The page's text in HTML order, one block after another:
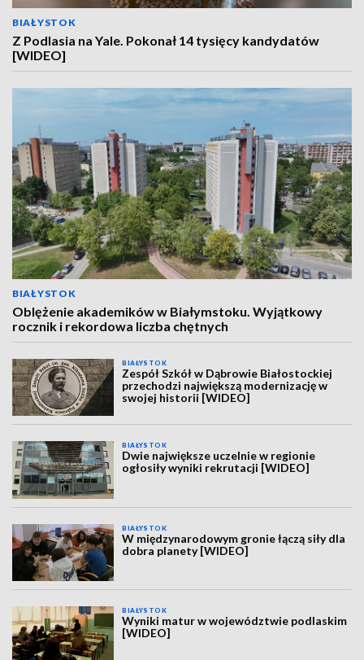
BIAŁYSTOK
Z Podlasia na Yale. Pokonał 14 tysięcy kandydatów
[WIDEO]
BIAŁYSTOK
Oblężenie akademików w Białymstoku. Wyjątkowy
rocznik i rekordowa liczba chętnych
BIAŁYSTOK
Zespół Szkół w Dąbrowie Białostockiej
przechodzi największą modernizację w
swojej historii [WIDEO]
BIAŁYSTOK
Dwie największe uczelnie w regionie
ogłosiły wyniki rekrutacji [WIDEO]
BIAŁYSTOK
W międzynarodowym gronie łączą siły dla
dobra planety [WIDEO]
BIAŁYSTOK
Wyniki matur w województwie podlaskim
[WIDEO]